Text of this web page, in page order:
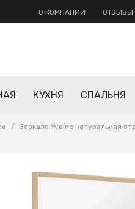
О КОМПАНИИ ОТЗЫВЫ
КУХНЯ СПАЛЬНЯ
/ Зеркало Yvaine натуральная